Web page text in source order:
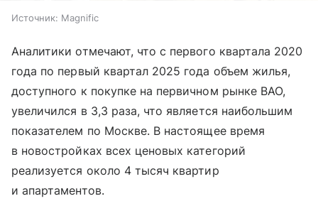
Источник: Magnific
Аналитики отмечают, что с первого квартала 2020
года по первый квартал 2025 года объем жилья,
доступного к покупке на первичном рынке ВАО,
увеличился в 3,3 раза, что является наибольшим
показателем по Москве. В настоящее время
в новостройках всех ценовых категорий
реализуется около 4 тысяч квартир
и апартаментов.